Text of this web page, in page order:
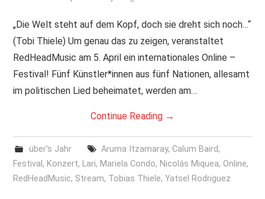
PRINT & CDS
IMPRESSUM
„Die Welt steht auf dem Kopf, doch sie dreht sich noch…“
(Tobi Thiele) Um genau das zu zeigen, veranstaltet
RedHeadMusic am 5. April ein internationales Online –
Festival! Fünf Künstler*innen aus fünf Nationen, allesamt
im politischen Lied beheimatet, werden am…
Continue Reading →
über's Jahr Aruma Itzamaray, Calum Baird,
Festival, Konzert, Lari, Mariela Condo, Nicolás Miquea,Online,
RedHeadMusic, Stream, Tobias Thiele,Yatsel Rodriguez